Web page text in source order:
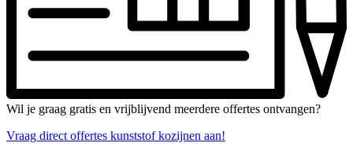
Wil je graag gratis en vrijblijvend meerdere offertes ontvangen?
Vraag direct offertes kunststof kozijnen aan!